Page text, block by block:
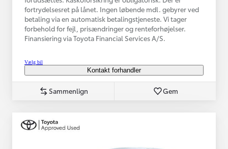
fortrydelsesret på lånet. Ingen løbende mdl. gebyrer ved
betaling via en automatisk betalingstjeneste. Vi tager
forbehold for fejl, prisændringer og renteforhøjelser.
Finansiering via Toyota Financial Services A/S.
Vælg bil
Kontakt forhandler
Sammenlign Gem